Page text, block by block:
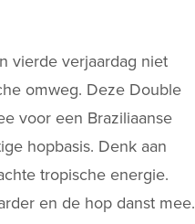
vierde verjaardag niet
omweg. Deze Double
voor een Braziliaanse
hopbasis. Denk aan
tropische energie.
en de hop danst mee.